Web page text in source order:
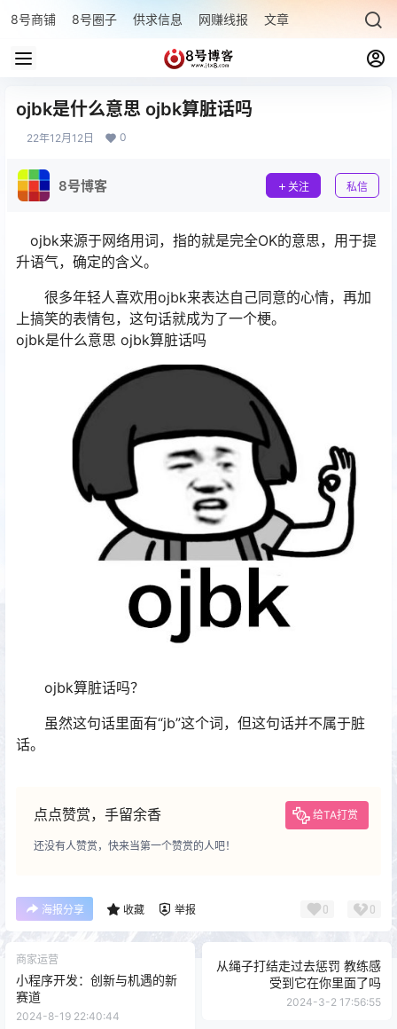
8号商铺 8号圈子 供求信息 网赚线报 文章专题 最新文章
ojbk是什么意思 ojbk算脏话吗
22年12月12日 0
8号博客 关注 私信
ojbk来源于网络用词，指的就是完全OK的意思，用于提
升语气，确定的含义。
很多年轻人喜欢用ojbk来表达自己同意的心情，再加
上搞笑的表情包，这句话就成为了一个梗。
ojbk是什么意思 ojbk算脏话吗
ojbk算脏话吗？
虽然这句话里面有“jb”这个词，但这句话并不属于脏
话。
点点赞赏，手留余香 给TA打赏
还没有人赞赏，快来当第一个赞赏的人吧！
海报分享 收藏 举报 0 0
商家运营
小程序开发：创新与机遇的新
赛道
2024-8-19 22:40:44
从绳子打结走过去惩罚 教练感
受到它在你里面了吗
2024-3-2 17:56:55